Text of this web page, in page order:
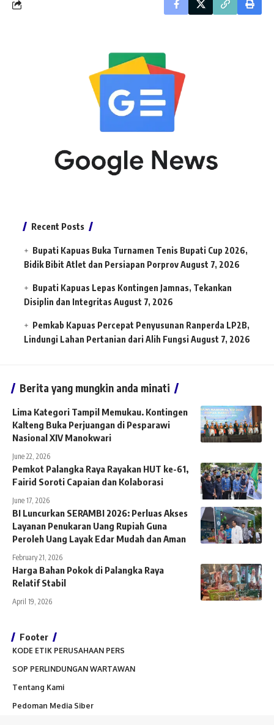
Recent Posts
Bupati Kapuas Buka Turnamen Tenis Bupati Cup 2026,
Bidik Bibit Atlet dan Persiapan PorprovAugust 7, 2026
Bupati Kapuas Lepas Kontingen Jamnas, Tekankan
Disiplin dan Integritas August 7, 2026
Pemkab Kapuas Percepat Penyusunan Ranperda LP2B,
Lindungi Lahan Pertanian dari Alih Fungsi August 7, 2026
Berita yang mungkin anda minati
Lima Kategori Tampil Memukau. Kontingen
Kalteng Buka Perjuangan di Pesparawi
Nasional XIV Manokwari
June 22, 2026
Pemkot Palangka Raya Rayakan HUT ke-61,
Fairid Soroti Capaian dan Kolaborasi
June 17, 2026
BI Luncurkan SERAMBI 2026: Perluas Akses
Layanan Penukaran Uang Rupiah Guna
Peroleh Uang Layak Edar Mudah dan Aman
February 21, 2026
Harga Bahan Pokok di Palangka Raya
Relatif Stabil
April 19, 2026
Footer
KODE ETIK PERUSAHAAN PERS
SOP PERLINDUNGAN WARTAWAN
Tentang Kami
Pedoman Media Siber